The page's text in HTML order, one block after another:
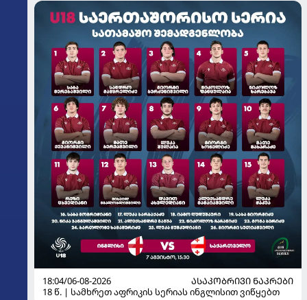
18:04/06-08-2026
ᲐᲡᲐᲙᲝᲑᲠᲘᲕᲘ ᲜᲐᲙᲠᲔᲑᲘ
18 წ. | სამხრეთ აფრიკის სერიას ინგლისით ვიწყებთ